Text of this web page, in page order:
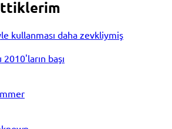
kullanması daha zevkliymiş
başı